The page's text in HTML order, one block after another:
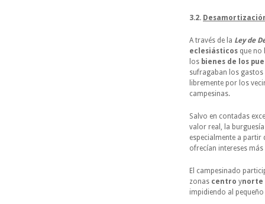
3.2.
A través de la Ley de
eclesiásticos que no
los bienes de los
sufragaban los
libremente por los
campesinas.
Salvo en contadas
valor real, la
especialmente a partir
ofrecían intereses
El campesinado
zonas centro ynorte
impidiendo al